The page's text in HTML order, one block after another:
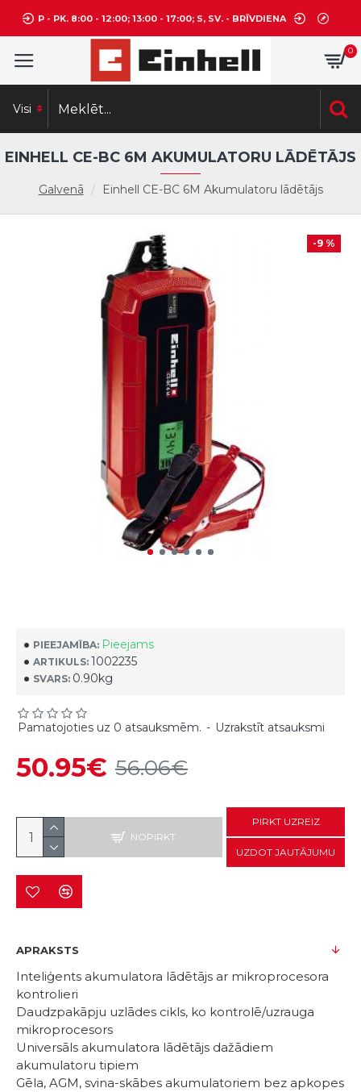
P - PK. 8:00 - 12:00; 13:00 - 17:00; S, SV. - BRĪVDIENA
0
Visi
Galvenā Einhell CE-BC 6M Akumulatoru lādētājs
EINHELL CE-BC 6M AKUMULATORU LĀDĒTĀJS
-9 %
PIEEJAMĪBA: Pieejams
ARTIKULS: 1002235
SVARS: 0.90kg
Pamatojoties uz 0 atsauksmēm. - Uzrakstīt atsauksmi
50.95€ 56.06€
NOPIRKT
PIRKT UZREIZ
UZDOT JAUTĀJUMU
APRAKSTS
Inteliģents akumulatora lādētājs ar mikroprocesora
kontrolieri
Daudzpakāpju uzlādes cikls, ko kontrolē/uzrauga
mikroprocesors
Universāls akumulatora lādētājs dažādiem
akumulatoru tipiem
Gēla, AGM, svina-skābes akumulatoriem bez apkopes